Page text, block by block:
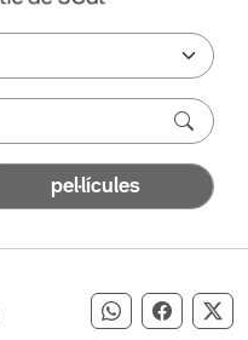
pel·lícules
Compartir